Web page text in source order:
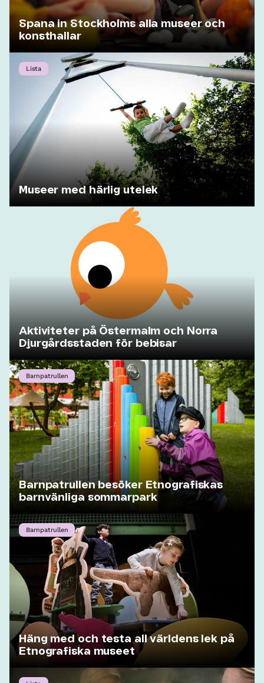
Spana in Stockholms alla museer och
konsthallar
Lista
Museer med härlig utelek
Aktiviteter på Östermalm och Norra
Djurgårdsstaden för bebisar
Barnpatrullen
Barnpatrullen besöker Etnografiskas
barnvänliga sommarpark
Barnpatrullen
Häng med och testa all världens lek på
Etnografiska museet